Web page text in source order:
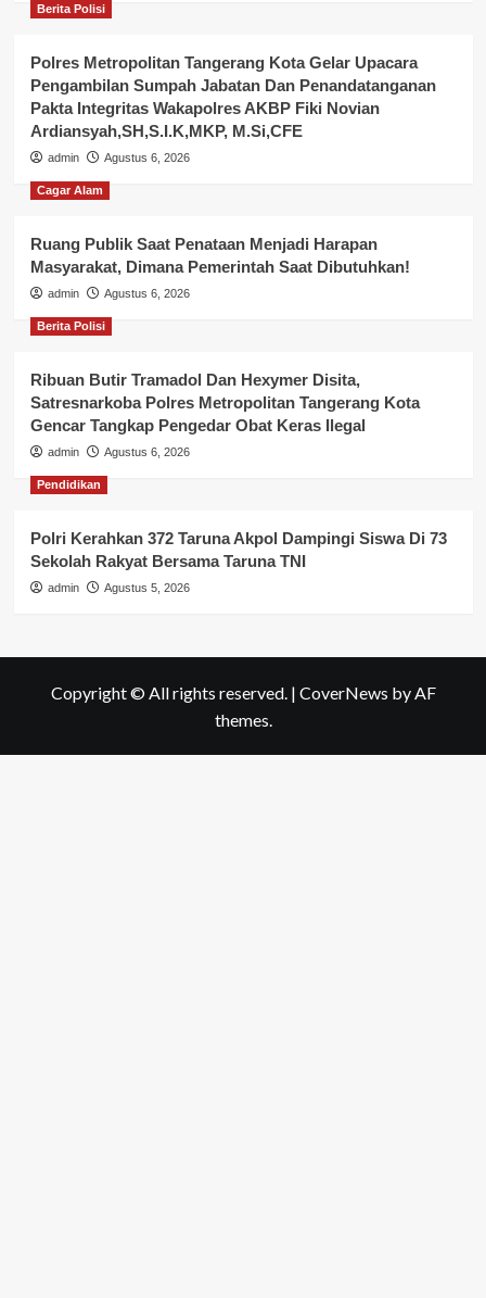
Berita Polisi
Polres Metropolitan Tangerang Kota Gelar Upacara
Pengambilan Sumpah Jabatan Dan Penandatanganan
Pakta Integritas Wakapolres AKBP Fiki Novian
Ardiansyah,SH,S.I.K,MKP, M.Si,CFE
admin Agustus 6, 2026
Cagar Alam
Ruang Publik Saat Penataan Menjadi Harapan
Masyarakat, Dimana Pemerintah Saat Dibutuhkan!
admin Agustus 6, 2026
Berita Polisi
Ribuan Butir Tramadol Dan Hexymer Disita,
Satresnarkoba Polres Metropolitan Tangerang Kota
Gencar Tangkap Pengedar Obat Keras Ilegal
admin Agustus 6, 2026
Pendidikan
Polri Kerahkan 372 Taruna Akpol Dampingi Siswa Di 73
Sekolah Rakyat Bersama Taruna TNI
admin Agustus 5, 2026
Copyright © All rights reserved. | CoverNews by AF
themes.